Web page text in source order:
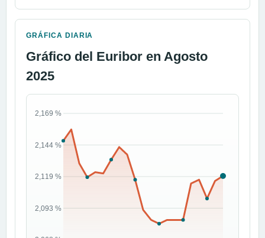
GRÁFICA DIARIA
Gráfico del Euribor en Agosto
2025